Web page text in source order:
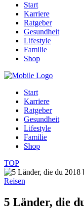
Start
Karriere
Ratgeber
Gesundheit
Lifestyle
Familie
Shop
Start
Karriere
Ratgeber
Gesundheit
Lifestyle
Familie
Shop
TOP
Reisen
5 Länder, die